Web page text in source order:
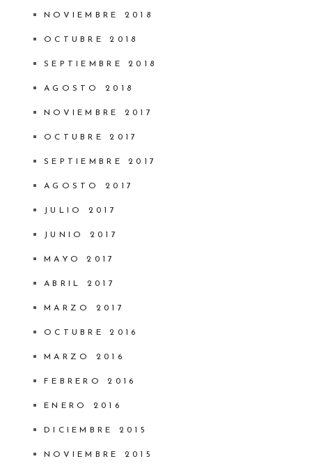
NOVIEMBRE 2018
OCTUBRE 2018
SEPTIEMBRE 2018
AGOSTO 2018
NOVIEMBRE 2017
OCTUBRE 2017
SEPTIEMBRE 2017
AGOSTO 2017
JULIO 2017
JUNIO 2017
MAYO 2017
ABRIL 2017
MARZO 2017
OCTUBRE 2016
MARZO 2016
FEBRERO 2016
ENERO 2016
DICIEMBRE 2015
NOVIEMBRE 2015